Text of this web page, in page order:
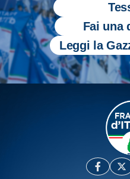
Fai una
Leggi la